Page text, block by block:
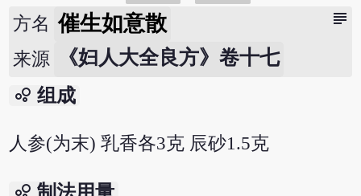
subject
方名 催生如意散
来源 《妇人大全良方》卷十七
bubble_chart 组成
人参(为末) 乳香各3克 辰砂1.5克
bubble_chart 制法用量